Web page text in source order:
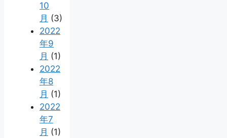
10
月 (3)
2022
年9
月 (1)
2022
年8
月 (1)
2022
年7
月 (1)